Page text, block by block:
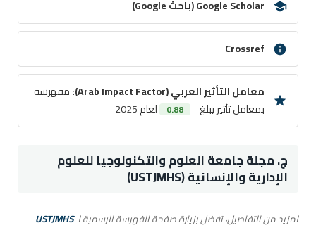
Google Scholar (باحث Google)
Crossref
معامل التأثير العربي (Arab Impact Factor):
مفهرسة
بمعامل تأثير يبلغ
0.88 لعام 2025
ج. مجلة جامعة العلوم والتكنولوجيا للعلوم
الإدارية والإنسانية (USTJMHS)
لمزيد من التفاصيل، تفضل بزيارة صفحة الفهرسة الرسمية لـUSTJMHS